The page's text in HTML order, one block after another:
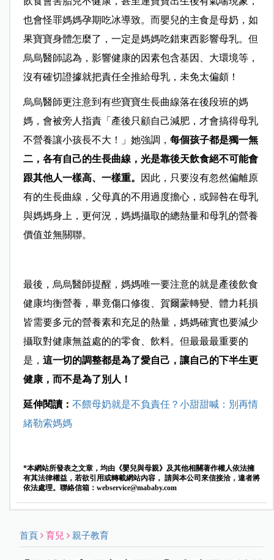
也會怪罪媽媽孕期吃冰導致。而嬰兒的主食是母奶，如
果寶寶身體怎麼了，一定是媽媽吃錯東西影響母乳。但
烏烏醫師認為，影響健康的因素包含基因、大環境等，
沒有確切證據就把責任全推給母乳，未免太偏頗！
烏烏醫師更注意到有些寶寶生長曲線落在後段班的媽
媽，會被旁人指責「產後只顧自己減肥，才會搞得母乳
不營養讓小孩長不大！」她強調， 每個孩子都是獨一無
二，各有自己的生長曲線，光是靠後天飲食絕不可能會
跟其他人一樣高、一樣重。
因此，只要沒有忽然偏離原
有的生長曲線，父母真的不用過度擔心，或歸咎在母乳
與媽媽身上，更何況，媽媽攝取的總熱量和母乳的營養
價值並無關聯。
最後，烏烏醫師提醒，媽媽唯一要注意的就是產後飲食
健康均衡營養，畢竟傷口修復、賀爾蒙轉變、體力耗損
皆需要多元的營養素和充足的熱量，媽媽確實也要減少
攝取對健康無益處的的零食、飲料。但最最最重要的
是， 這一切的調整都是為了愛自己，讓自己的下半生更
健康，而不是為了別人！
延伸閱讀： 不餵母奶就是不負責任？小甜甜喊：別再情
緒勒索媽媽
*本網站所發表之文章，均由《嬰兒與母親》及其他相關著作權人依法擁
有其法律權益，若欲引用或轉載網站內容， 請與本公司來信接洽，違者將
依法處理。聯絡信箱： webservice@mababy.com
首頁 育兒 親子教育